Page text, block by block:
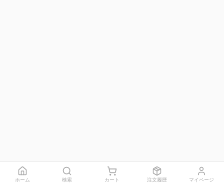
ホーム 検索 カート 注文履歴 マイページ